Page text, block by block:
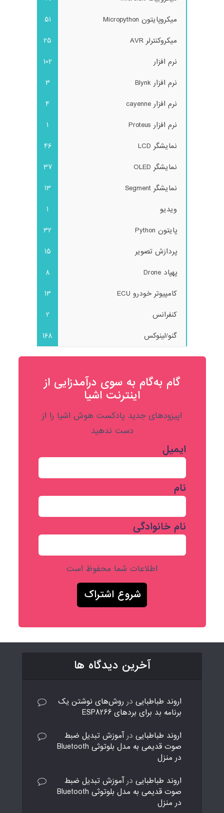
میکروپایتون Micropython
51
میکروکنترلر AVR
25
نرم افزار
102
نرم افزار Blynk
3
نرم افزار cayenne
4
نرم افزار Proteus
1
نمایشگر LCD
46
نمایشگر OLED
37
نمایشگر Segment
13
ویدیو
1
پایتون Python
32
پردازش تصویر
15
پهپاد Drone
8
کامپیوتر خودرو ECU
13
کنفرانس
2
گنو/لینوکس
168
گام به‌گام به‌ سوی درآمدزایی از
اینترنت اشیا
اپیزودهای جدید پادکست هوش اشیا را از
دست ندهید
ایمیل
نام
نام خانوادگی
اطلاعات شما محفوظ است
آخرین دیدگاه ها
اروند طباطبایی در روش‌های نوشتن یک
برنامه بد برای بردهای ESP8266
اروند طباطبایی درآموزش تبدیل ضبط
صوت قدیمی به مدل بلوتوثی Bluetooth
در منزل
اروند طباطبایی درآموزش تبدیل ضبط
صوت قدیمی به مدل بلوتوثی Bluetooth
در منزل